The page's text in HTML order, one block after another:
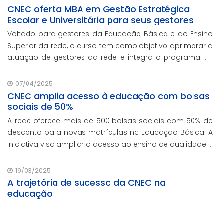
CNEC oferta MBA em Gestão Estratégica
Escolar e Universitária para seus gestores
Voltado para gestores da Educação Básica e do Ensino
Superior da rede, o curso tem como objetivo aprimorar a
atuação de gestores da rede e integra o programa de
contando com o oferecimento gratuito da Re
07/04/2025
CNEC amplia acesso à educação com bolsas
sociais de 50%
A rede oferece mais de 500 bolsas sociais com 50% de
desconto para novas matrículas na Educação Básica. A
iniciativa visa ampliar o acesso ao ensino de qualidade e
19/03/2025
A trajetória de sucesso da CNEC na
educação